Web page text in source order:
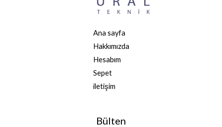
Ana sayfa
Hakkımızda
Hesabım
Sepet
iletişim
Bülten